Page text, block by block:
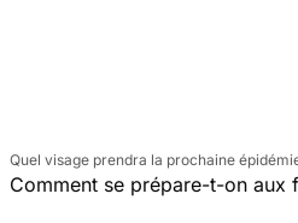
Quel visage prendra la prochaine
Comment se prépare-t-on aux